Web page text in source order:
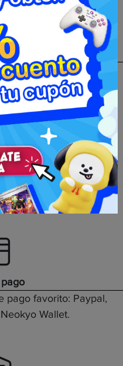
yenes por artículo. No
Todos los precios
el mercado japonés.
final es diferente en
Esto probablemente
ha añadido impuestos
relacionados con la
Por lo tanto, lea
pago favorito: Paypal,
Wallet.